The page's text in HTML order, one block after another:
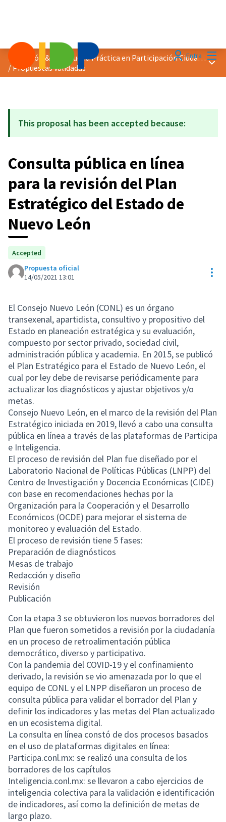
EntraDistinción &quot;Buena Práctica en Participación Ciudadana&quot; 2021
/Propuestas validadas
This proposal has been accepted because:
Consulta pública en línea
para la revisión del Plan
Estratégico del Estado de
Nuevo León
Accepted
Propuesta oficial
14/05/2021 13:01
El Consejo Nuevo León (CONL) es un órgano
transexenal, apartidista, consultivo y propositivo del
Estado en planeación estratégica y su evaluación,
compuesto por sector privado, sociedad civil,
administración pública y academia. En 2015, se publicó
el Plan Estratégico para el Estado de Nuevo León, el
cual por ley debe de revisarse periódicamente para
actualizar los diagnósticos y ajustar objetivos y/o
metas.
Consejo Nuevo León, en el marco de la revisión del Plan
Estratégico iniciada en 2019, llevó a cabo una consulta
pública en línea a través de las plataformas de Participa
e Inteligencia.
El proceso de revisión del Plan fue diseñado por el
Laboratorio Nacional de Políticas Públicas (LNPP) del
Centro de Investigación y Docencia Económicas (CIDE)
con base en recomendaciones hechas por la
Organización para la Cooperación y el Desarrollo
Económicos (OCDE) para mejorar el sistema de
monitoreo y evaluación del Estado.
El proceso de revisión tiene 5 fases:
Preparación de diagnósticos
Mesas de trabajo
Redacción y diseño
Revisión
Publicación
Con la etapa 3 se obtuvieron los nuevos borradores del
Plan que fueron sometidos a revisión por la ciudadanía
en un proceso de retroalimentación pública
democrático, diverso y participativo.
Con la pandemia del COVID-19 y el confinamiento
derivado, la revisión se vio amenazada por lo que el
equipo de CONL y el LNPP diseñaron un proceso de
consulta pública para validar el borrador del Plan y
definir los indicadores y las metas del Plan actualizado
en un ecosistema digital.
La consulta en línea constó de dos procesos basados
en el uso de plataformas digitales en línea:
Participa.conl.mx: se realizó una consulta de los
borradores de los capítulos
Inteligencia.conl.mx: se llevaron a cabo ejercicios de
inteligencia colectiva para la validación e identificación
de indicadores, así como la definición de metas de
largo plazo.